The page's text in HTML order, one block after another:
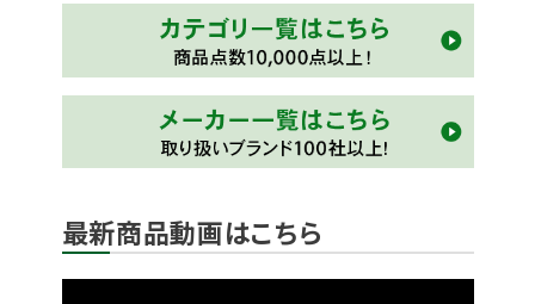
最新商品動画はこちら